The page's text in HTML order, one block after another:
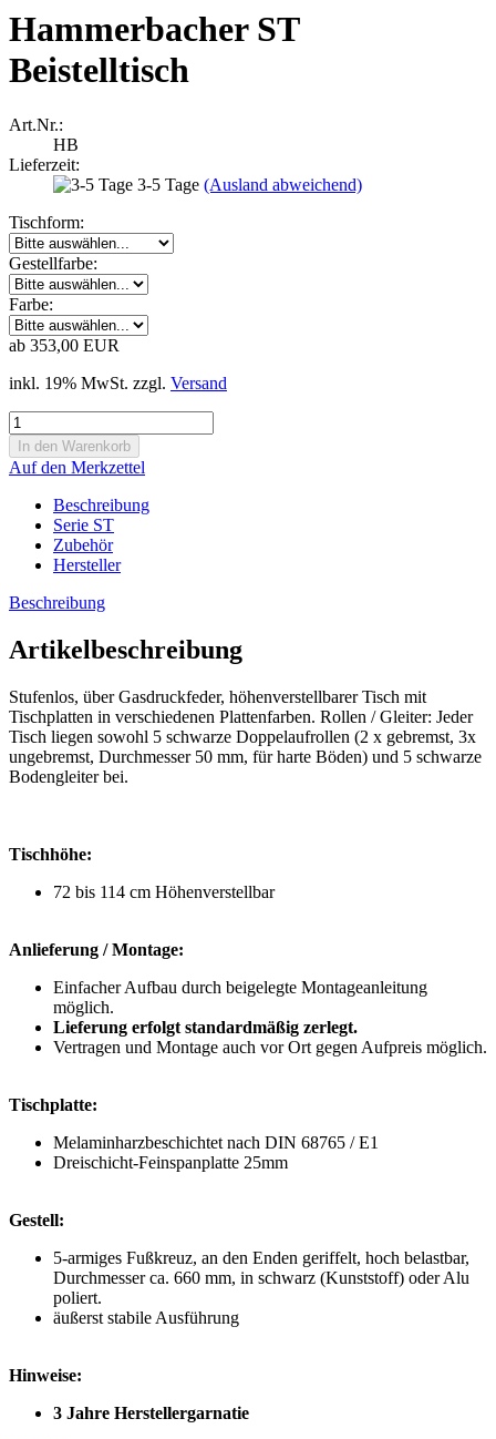
Hammerbacher ST
Beistelltisch
Art.Nr.:
HB
Lieferzeit:
3-5 Tage (Ausland abweichend)
Tischform:
Gestellfarbe:
Farbe:
ab 353,00 EUR
inkl. 19% MwSt. zzgl. Versand
Auf den Merkzettel
Beschreibung
Serie ST
Zubehör
Hersteller
Beschreibung
Artikelbeschreibung
Stufenlos, über Gasdruckfeder, höhenverstellbarer Tisch mit
Tischplatten in verschiedenen Plattenfarben. Rollen / Gleiter: Jeder
Tisch liegen sowohl 5 schwarze Doppelaufrollen (2 x gebremst, 3x
ungebremst, Durchmesser 50 mm, für harte Böden) und 5 schwarze
Bodengleiter bei.
Tischhöhe:
72 bis 114 cm Höhenverstellbar
Anlieferung / Montage:
Einfacher Aufbau durch beigelegte Montageanleitung
möglich.
Lieferung erfolgt standardmäßig zerlegt.
Vertragen und Montage auch vor Ort gegen Aufpreis möglich.
Tischplatte:
Melaminharzbeschichtet nach DIN 68765 / E1
Dreischicht-Feinspanplatte 25mm
Gestell:
5-armiges Fußkreuz, an den Enden geriffelt, hoch belastbar,
Durchmesser ca. 660 mm, in schwarz (Kunststoff) oder Alu
poliert.
äußerst stabile Ausführung
Hinweise:
3 Jahre Herstellergarnatie